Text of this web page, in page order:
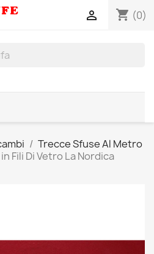
shopping_cart (0)

Trecce Sfuse Al Metro
Fili Di Vetro La Nordica